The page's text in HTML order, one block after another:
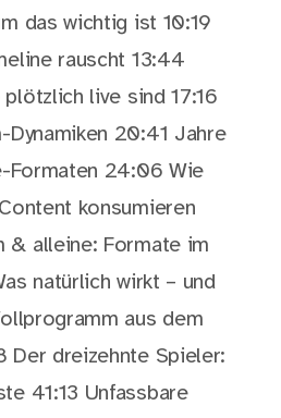
das wichtig ist 10:19
rauscht 13:44
live sind 17:16
20:41 Jahre
Formaten 24:06 Wie
konsumieren
& alleine: Formate im
natürlich wirkt – und
aus dem
Der dreizehnte Spieler:
41:13 Unfassbare